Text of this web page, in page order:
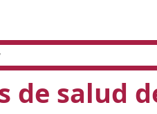
de salud